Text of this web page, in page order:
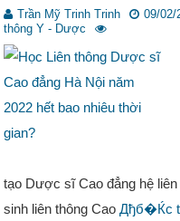
Trần Mỹ Trinh Trinh 09/02/
thông Y - Dược
tạo Dược sĩ Cao đẳng hệ
sinh liên thông CaoДђб�Ќc